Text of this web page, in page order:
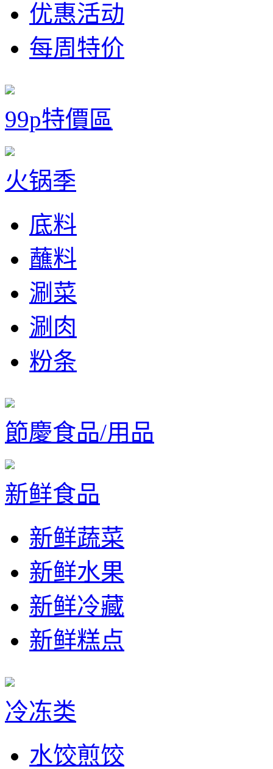
优惠活动
每周特价
99p特價區
火锅季
底料
蘸料
涮菜
涮肉
粉条
節慶食品/用品
新鲜食品
新鲜蔬菜
新鲜水果
新鲜冷藏
新鲜糕点
冷冻类
水饺煎饺